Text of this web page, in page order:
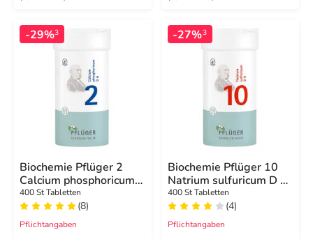
-29%3
Biochemie Pflüger 2
Calcium phosphoricum
D 6 Tabletten
400 St Tabletten
(8)
Pflichtangaben
-27%3
Biochemie Pflüger 10
Natrium sulfuricum D 6
Tabletten
400 St Tabletten
(4)
Pflichtangaben